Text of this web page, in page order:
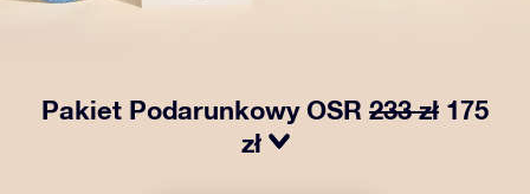
Pakiet Podarunkowy OSR 233 zł 175
zł